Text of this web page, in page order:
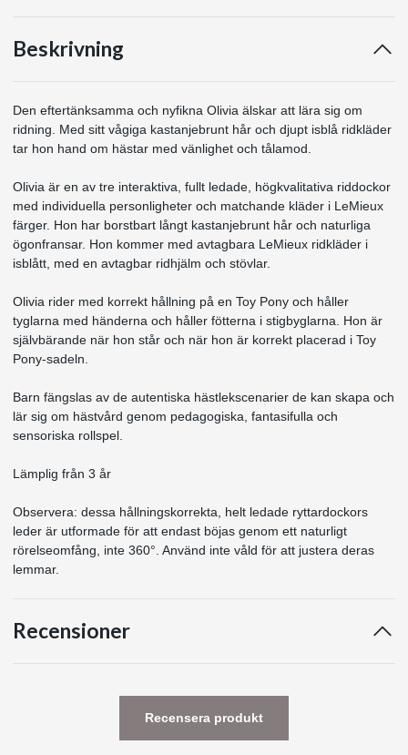
Beskrivning
Den eftertänksamma och nyfikna Olivia älskar att lära sig om
ridning. Med sitt vågiga kastanjebrunt hår och djupt isblå ridkläder
tar hon hand om hästar med vänlighet och tålamod.
Olivia är en av tre interaktiva, fullt ledade, högkvalitativa riddockor
med individuella personligheter och matchande kläder i LeMieux
färger. Hon har borstbart långt kastanjebrunt hår och naturliga
ögonfransar. Hon kommer med avtagbara LeMieux ridkläder i
isblått, med en avtagbar ridhjälm och stövlar.
Olivia rider med korrekt hållning på en Toy Pony och håller
tyglarna med händerna och håller fötterna i stigbyglarna. Hon är
självbärande när hon står och när hon är korrekt placerad i Toy
Pony-sadeln.
Barn fängslas av de autentiska hästlekscenarier de kan skapa och
lär sig om hästvård genom pedagogiska, fantasifulla och
sensoriska rollspel.
Lämplig från 3 år
Observera: dessa hållningskorrekta, helt ledade ryttardockors
leder är utformade för att endast böjas genom ett naturligt
rörelseomfång, inte 360°. Använd inte våld för att justera deras
lemmar.
Recensioner
Recensera produkt